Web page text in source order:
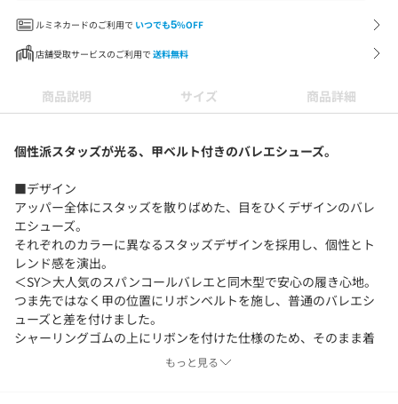
ルミネカードのご利用で いつでも5%OFF
店舗受取サービスのご利用で 送料無料
商品説明 サイズ 商品詳細
個性派スタッズが光る、甲ベルト付きのバレエシューズ。
■デザイン
アッパー全体にスタッズを散りばめた、目をひくデザインのバレ
エシューズ。
それぞれのカラーに異なるスタッズデザインを採用し、個性とト
レンド感を演出。
＜SY＞大人気のスパンコールバレエと同木型で安心の履き心地。
つま先ではなく甲の位置にリボンベルトを施し、普通のバレエシ
ューズと差を付けました。
シャーリングゴムの上にリボンを付けた仕様のため、そのまま着
脱できるのも嬉しいポイント。もっと見る